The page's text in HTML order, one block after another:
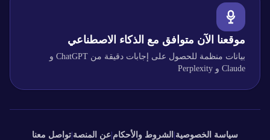
موقعنا الآن متوافق مع الذكاء الاصطناعي
بيانات منظمة للحصول على إجابات دقيقة من ChatGPT و
Claude و Perplexity
سياسة الخصوصية الشروط والأحكام عن المنصة تواصل معنا